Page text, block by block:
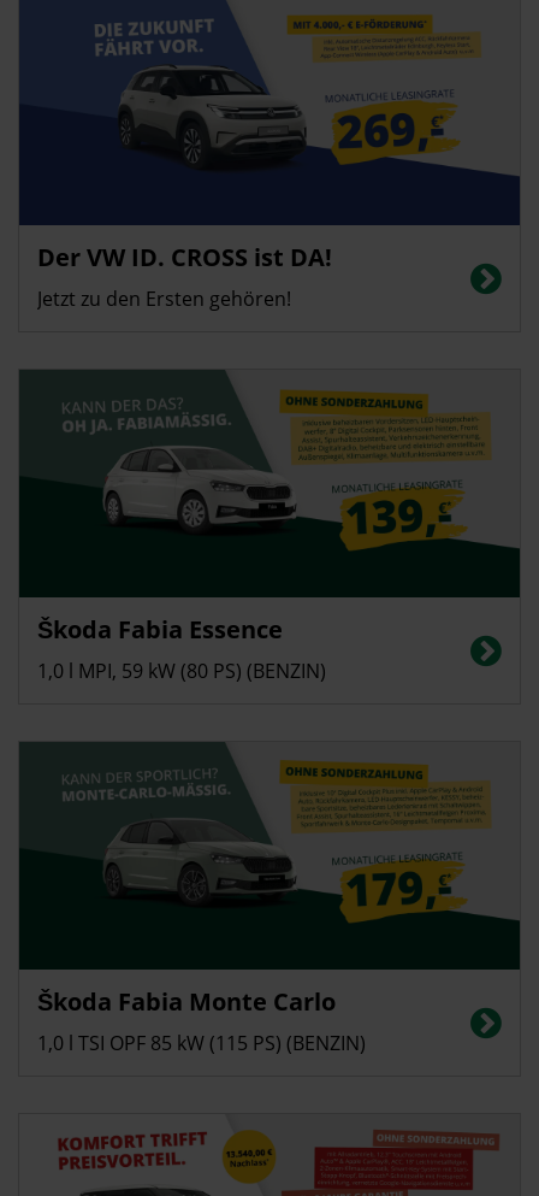
Energieverbrauch in kWh/100 km (kombiniert): 14,4 | CO2-Emissionen
(kombiniert): 0 g/km | CO2-Klasse: A | Elektrische Reichweite: 426 km
Der VW ID. CROSS ist DA!
Jetzt zu den Ersten gehören!
Energieverbrauch in l/100 km (kombiniert): 5,1; CO2-Emissionen
(kombiniert): 116 g/km, CO2-Klasse: D
Škoda Fabia Essence
1,0 l MPI, 59 kW (80 PS) (BENZIN)
Energieverbrauch in l/100 km (kombiniert): 5,4; CO2-Emissionen
(kombiniert): 123 g/km, CO2-Klasse: D
Škoda Fabia Monte Carlo
1,0 l TSI OPF 85 kW (115 PS) (BENZIN)